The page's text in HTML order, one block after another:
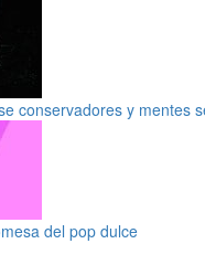
conservadores y mentes
del pop dulce